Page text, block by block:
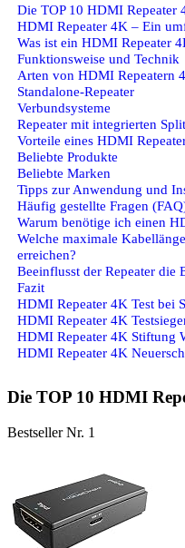
Die TOP 10 HDMI Repeater
HDMI Repeater 4K – Ein
Was ist ein HDMI Repeater
Funktionsweise und Technik
Arten von HDMI Repeatern
Standalone-Repeater
Verbundsysteme
Repeater mit integrierten
Vorteile eines HDMI
Beliebte Produkte
Beliebte Marken
Tipps zur Anwendung und
Häufig gestellte Fragen
Warum benötige ich einen
Welche maximale
erreichen?
Beeinflusst der Repeater die
Fazit
HDMI Repeater 4K Test bei
HDMI Repeater 4K
HDMI Repeater 4K Stiftung
HDMI Repeater 4K
Die TOP 10 HDMI
Bestseller Nr. 1